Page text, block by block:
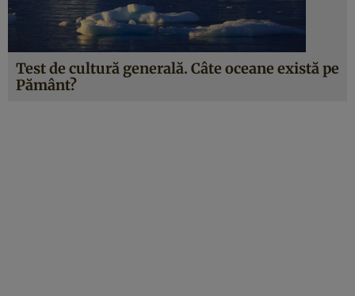
Test de cultură generală. Câte oceane există pe
Pământ?